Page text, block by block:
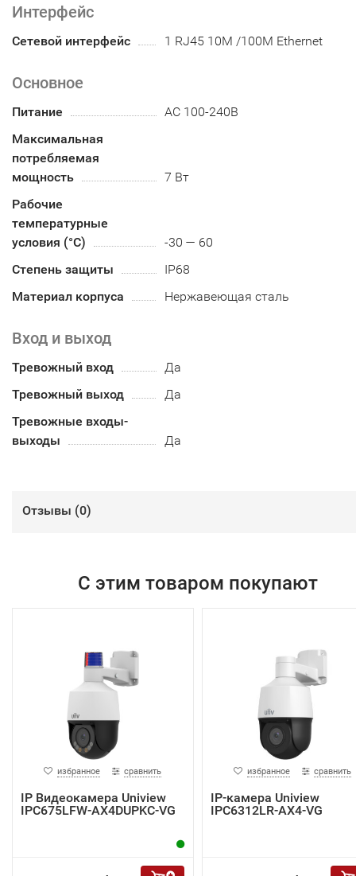
Интерфейс
Сетевой интерфейс 1 RJ45 10M /100M Ethernet
Основное
Питание
АC 100-240В
Максимальная
потребляемая
мощность
7 Вт
Рабочие
температурные
условия (°С)
-30 — 60
Степень защиты
IP68
Материал корпуса
Нержавеющая сталь
Вход и выход
Тревожный вход
Да
Тревожный выход
Да
Тревожные входы-
выходы
Да
Отзывы (0)
С этим товаром покупают
избранное сравнить
IP Видеокамера Uniview
IPC675LFW-AX4DUPKC-VG
избранное сравнить
IP-камера Uniview
IPC6312LR-AX4-VG